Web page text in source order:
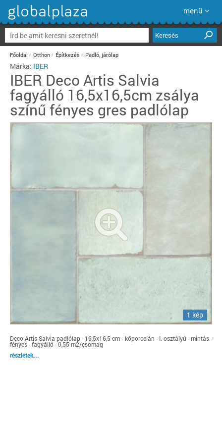
menü
Keresés
Főoldal Otthon Építkezés Padló, járólap
Márka: IBER
IBER Deco Artis Salvia
fagyálló 16,5x16,5cm zsálya
színű fényes gres padlólap
1 kép
Deco Artis Salvia padlólap - 16,5x16,5 cm - kőporcelán - I. osztályú - mintás -
fényes - fagyálló - 0,55 m2/csomag
részletek...